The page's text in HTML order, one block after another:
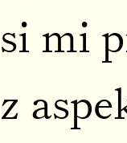
si mi
z